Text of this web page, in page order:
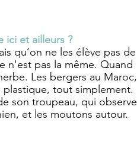
ici et ailleurs ?
qu’on ne les élève pas de
n'est pas la même. Quand
Les bergers au Maroc,
tout simplement.
son troupeau, qui observe
et les moutons autour.